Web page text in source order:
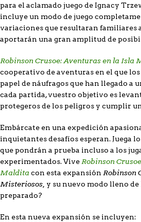
para el aclamado juego de Ignacy
incluye un modo de juego
variaciones que resultaran familiares
aportarán una gran amplitud de
Robinson Crusoe: Aventuras en la Isla
cooperativo de aventuras en el que
papel de náufragos que han llegado a
cada partida, vuestro objetivo es
protegeros de los peligros y cumplir
Embárcate en una expedición
inquietantes desafíos esperan. Juega
que pondrán a prueba incluso a los
experimentados. ViveRobinson
Malditacon esta expansión Robinson
Misteriosos, y su nuevo modo lleno
preparado?
En esta nueva expansión se incluyen: